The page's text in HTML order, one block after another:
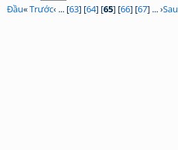
Đầu«Trước‹ ... [63] [64] [65] [66] [67] ... ›Sau